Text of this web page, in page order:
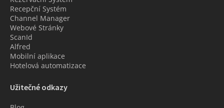
Recepční Systém
Channel Manager
Webové Stránky
ScanId
Alfred
Mobilní aplikace
Hotelová automatizace
Užitečné odkazy